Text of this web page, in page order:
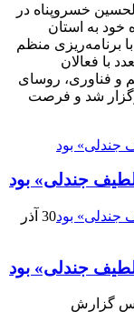
خسروپناه در
خود به استان
برنامه‌ریزی منظم
با فعالان
و فناوری، روسای
شد و فرصت
جندلی» بود
30 آذر
جندلی» بود
گزارش